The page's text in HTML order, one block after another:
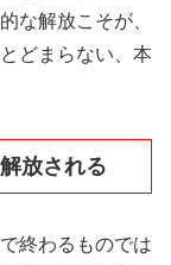
な解放こそが、
どまらない、本
放される
終わるものでは